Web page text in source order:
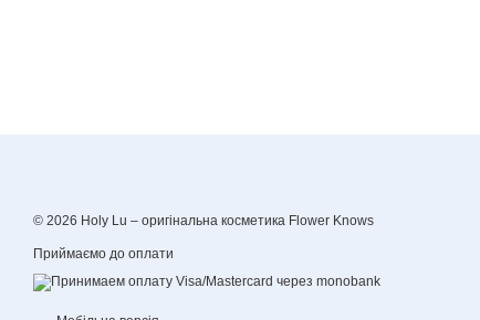
© 2026 Holy Lu – оригінальна косметика Flower Knows
Приймаємо до оплати